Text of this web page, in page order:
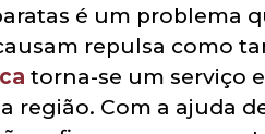
é um problema
repulsa como
torna-se um serviço
região. Com a ajuda